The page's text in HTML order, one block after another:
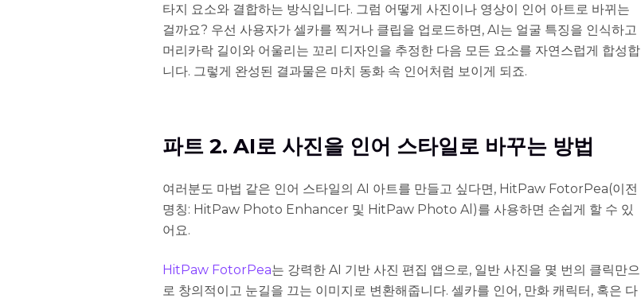
타지 요소와 결합하는 방식입니다. 그럼 어떻게 사진이나 영상이 인어 아트로 바뀌는
걸까요? 우선 사용자가 셀카를 찍거나 클립을 업로드하면, AI는 얼굴 특징을 인식하고
머리카락 길이와 어울리는 꼬리 디자인을 추정한 다음 모든 요소를 자연스럽게 합성합
니다. 그렇게 완성된 결과물은 마치 동화 속 인어처럼 보이게 되죠.
파트 2. AI로 사진을 인어 스타일로 바꾸는 방법
여러분도 마법 같은 인어 스타일의 AI 아트를 만들고 싶다면, HitPaw FotorPea(이전
명칭: HitPaw Photo Enhancer 및 HitPaw Photo Al)를 사용하면 손쉽게 할 수 있
어요.
HitPaw FotorPea는 강력한 AI 기반 사진 편집 앱으로, 일반 사진을 몇 번의 클릭만으
로 창의적이고 눈길을 끄는 이미지로 변환해줍니다. 셀카를 인어, 만화 캐릭터, 혹은 다